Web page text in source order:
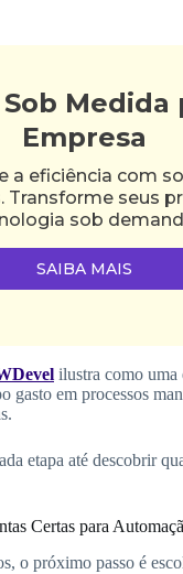
Medida
Empresa
a eficiência com
Transforme seus
sob
SAIBA MAIS
ilustra como uma
gasto em processos
etapa até descobrir
Certas para
o próximo passo é